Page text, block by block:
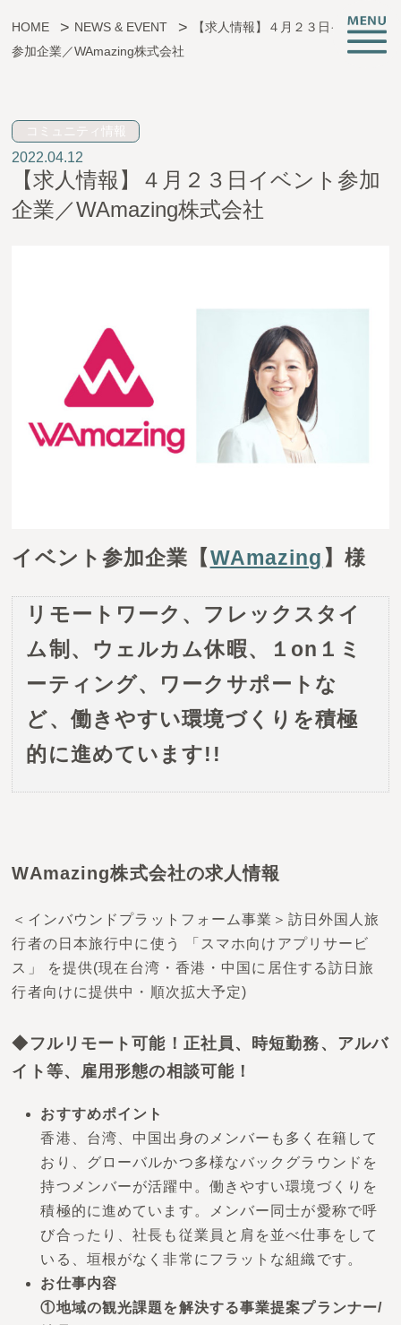
子育ても、仕事も、挑戦も。
CREATIVE ROOMとは
施設情報
オフィス支援
イベント・お知らせ
アクセス
お問い合わせ
HOME NEWS & EVENT
【求人情報】４月２３日イベント
参加企業／WAmazing株式会社
コミュニティ情報
2022.04.12
【求人情報】４月２３日イベント参加
企業／WAmazing株式会社
イベント参加企業 【WAmazing 】 様
リモートワーク、フレックスタイ
ム制、ウェルカム休暇、１on１ミ
ーティング、ワークサポートな
ど、働きやすい環境づくりを積極
的に進めています!!
WAmazing株式会社の求人情報
＜インバウンドプラットフォーム事業＞訪日外国人旅
行者の日本旅行中に使う 「スマホ向けアプリサービ
ス」 を提供(現在台湾・香港・中国に居住する訪日旅
行者向けに提供中・順次拡大予定)
◆フルリモート可能！正社員、時短勤務、アルバ
イト等、雇用形態の相談可能！
おすすめポイント
香港、台湾、中国出身のメンバーも多く在籍して
おり、グローバルかつ多様なバックグラウンドを
持つメンバーが活躍中。働きやすい環境づくりを
積極的に進めています。メンバー同士が愛称で呼
び合ったり、社長も従業員と肩を並べ仕事をして
いる、垣根がなく非常にフラットな組織です。
お仕事内容
①地域の観光課題を解決する事業提案プランナー/